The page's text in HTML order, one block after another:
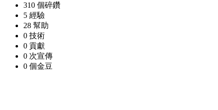
310 個碎鑽
5 經驗
28 幫助
0 技術
0 貢獻
0 次宣傳
0 個金豆